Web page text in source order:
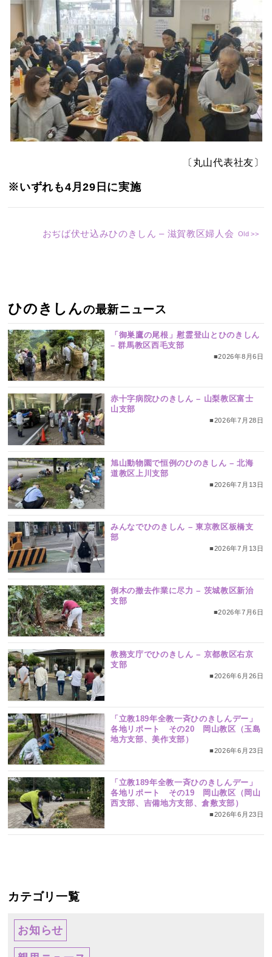
〔丸山代表社友〕
※いずれも4月29日に実施
おぢば伏せ込みひのきしん – 滋賀教区婦人会
ひのきしんの最新ニュース
「御巣鷹の尾根」慰霊登山とひのきしん
– 群馬教区西毛支部
■2026年8月6日
赤十字病院ひのきしん – 山梨教区富士
山支部
■2026年7月28日
旭山動物園で恒例のひのきしん – 北海
道教区上川支部
■2026年7月13日
みんなでひのきしん – 東京教区板橋支
部
■2026年7月13日
倒木の撤去作業に尽力 – 茨城教区新治
支部
■2026年7月6日
教務支庁でひのきしん – 京都教区右京
支部
■2026年6月26日
「立教189年全教一斉ひのきしんデー」
各地リポート その20 岡山教区（玉島
地方支部、美作支部）
■2026年6月23日
「立教189年全教一斉ひのきしんデー」
各地リポート その19 岡山教区（岡山
西支部、吉備地方支部、倉敷支部）
■2026年6月23日
カテゴリ一覧
お知らせ